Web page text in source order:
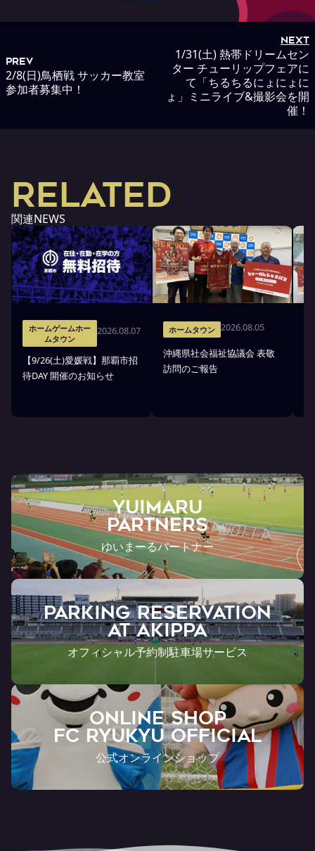
PREV
2/8(日)鳥栖戦 サッカー教室
参加者募集中！
NEXT
1/31(土) 熱帯ドリームセン
ター チューリップフェアに
て「ちるちるにょにょに
ょ」ミニライブ&撮影会を開
催！
RELATED
関連NEWS
ホームゲームホー
ムタウン
2026.08.07
【9/26(土)愛媛戦】那覇市招
待DAY 開催のお知らせ
ホームタウン 2026.08.05
沖縄県社会福祉協議会 表敬
訪問のご報告
YUIMARU
Partners
ゆいまーるパートナー
PARKING RESERVATION
AT Akippa
オフィシャル予約制駐車場サービス
ONLINE SHOP
FC RYUKYU OFFICIAL
公式オンラインショップ